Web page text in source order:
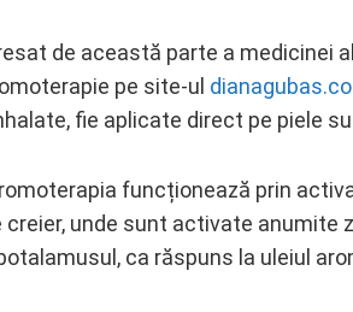
de această parte a medicinei
pe site-ul
fie aplicate direct pe piele
funcționează prin
unde sunt activate anumite
ca răspuns la uleiul